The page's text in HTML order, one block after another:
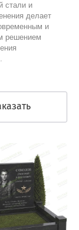
стали и
делает
и
решением